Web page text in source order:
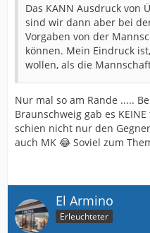
Das KANN Ausdruck von
sind wir dann aber bei
Vorgaben von der
können. Mein Eindruck
wollen, als die
Nur mal so am Rande .....
Braunschweig gab es
schien nicht nur den
auch MK 😂 Soviel zum
El Armino
Erleuchteter